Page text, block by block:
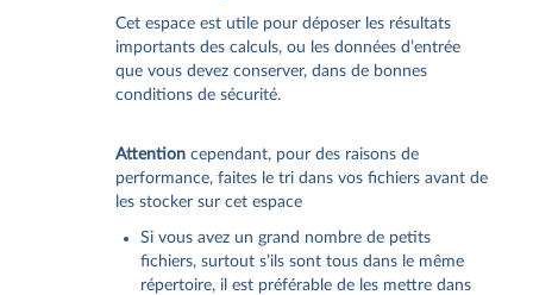
Cet espace est utile pour déposer les résultats
importants des calculs, ou les données d’entrée
que vous devez conserver, dans de bonnes
conditions de sécurité.
Attention cependant, pour des raisons de
performance, faites le tri dans vos fichiers avant de
les stocker sur cet espace
Si vous avez un grand nombre de petits
fichiers, surtout s’ils sont tous dans le même
répertoire, il est préférable de les mettre dans